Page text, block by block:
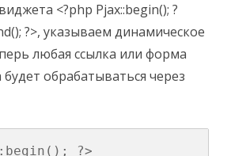
<?php Pjax::begin(); ?
?>, указываем динамическое
любая ссылка или форма
обрабатываться через
?>